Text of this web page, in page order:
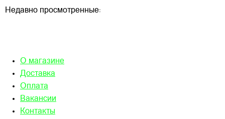
Недавно просмотренные:
О магазине
Доставка
Оплата
Вакансии
Контакты